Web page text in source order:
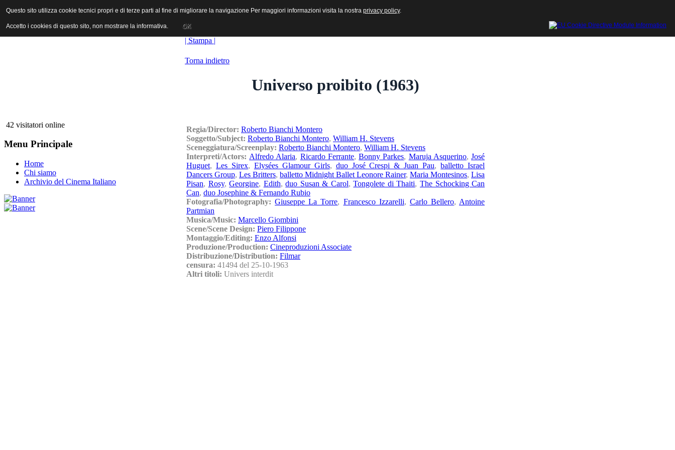
ANICA | Associazione Nazionale Industrie Cinematografiche Audiovisive e Multimediali
42 visitatori online
Menu Principale
Home
Chi siamo
Archivio del Cinema Italiano
| Stampa |
Torna indietro
Universo proibito (1963)
Regia/Director: Roberto Bianchi Montero
Soggetto/Subject: Roberto Bianchi Montero, William H. Stevens
Sceneggiatura/Screenplay: Roberto Bianchi Montero, William H. Stevens
Interpreti/Actors: Alfredo Alaria, Ricardo Ferrante,Bonny Parkes, Maruja Asquerino,José
Huguet, Les Sirex, Elysées Glamour Girls, duo José Crespi & Juan Pau,balletto Israel
Dancers Group, Les Britters, balletto Midnight Ballet Leonore Rainer, Maria Montesinos, Lisa
Pisan, Rosy,Georgine, Edith,duo Susan & Carol,Tongolete di Thaiti, The Schocking Can
Can, duo Josephine & Fernando Rubio
Fotografia/Photography:Giuseppe La Torre, Francesco Izzarelli, Carlo Bellero, Antoine
Partmian
Musica/Music: Marcello Giombini
Scene/Scene Design: Piero Filippone
Montaggio/Editing: Enzo Alfonsi
Produzione/Production: Cineproduzioni Associate
Distribuzione/Distribution: Filmar
censura: 41494 del 25-10-1963
Altri titoli: Univers interdit
Questo sito utilizza cookie tecnici propri e di terze parti al fine di migliorare la navigazione Per maggiori informazioni visita la nostra privacy policy.
Accetto i cookies di questo sito, non mostrare la informativa. OK
Questo sito utilizza cookie tecnici propri e di terze parti al fine di migliorare la navigazione Per maggiori informazioni visita la nostra privacy policy.
Accetto i cookies di questo sito, non mostrare la informativa. OK